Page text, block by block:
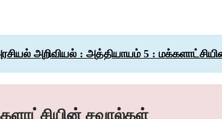
அறிவியல் : அத்தியாயம் 5 :
சவால்கள்